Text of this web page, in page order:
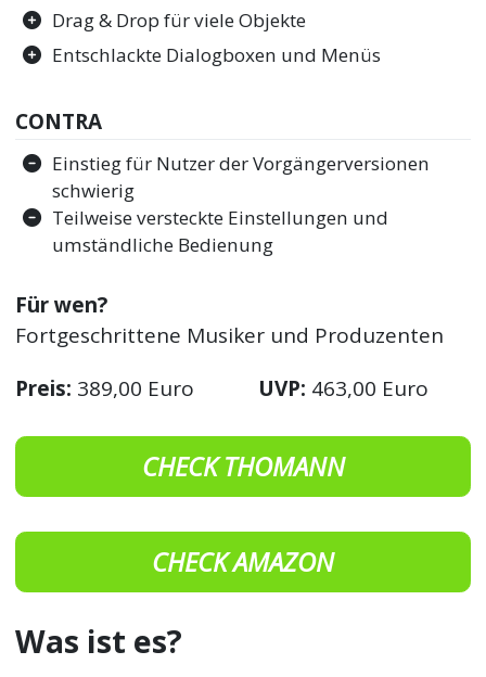
Drag & Drop für viele Objekte
Entschlackte Dialogboxen und Menüs
CONTRA
Einstieg für Nutzer der Vorgängerversionen
schwierig
Teilweise versteckte Einstellungen und
umständliche Bedienung
Für wen?
Fortgeschrittene Musiker und Produzenten
Preis: 389,00 Euro UVP: 463,00 Euro
CHECK THOMANN
CHECK AMAZON
Was ist es?